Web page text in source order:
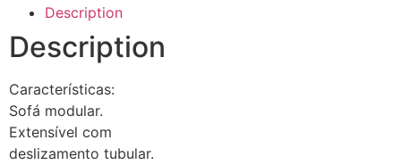
Description
Description
Características:
Sofá modular.
Extensível com
deslizamento tubular.